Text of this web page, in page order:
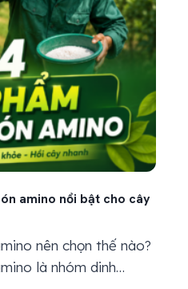
amino nổi bật cho cây
nên chọn thế nào?
là nhóm dinh